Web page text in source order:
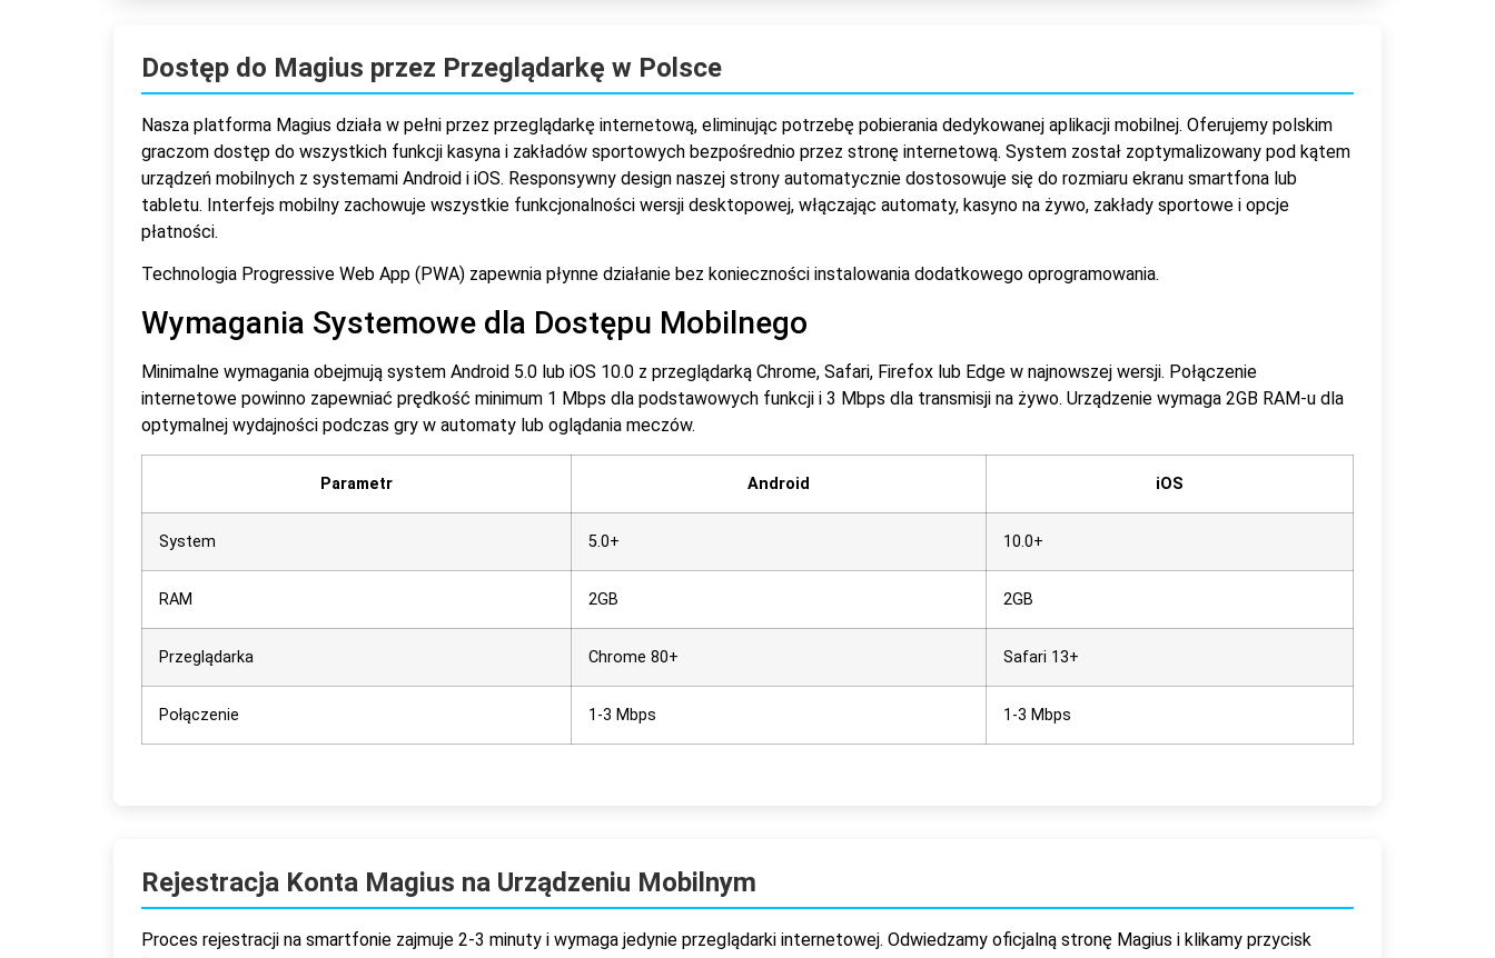
Dostęp do Magius przez Przeglądarkę w Polsce
Nasza platforma Magius działa w pełni przez przeglądarkę internetową, eliminując potrzebę pobierania dedykowanej aplikacji mobilnej. Oferujemy polskim
graczom dostęp do wszystkich funkcji kasyna i zakładów sportowych bezpośrednio przez stronę internetową. System został zoptymalizowany pod kątem
urządzeń mobilnych z systemami Android i iOS. Responsywny design naszej strony automatycznie dostosowuje się do rozmiaru ekranu smartfona lub
tabletu. Interfejs mobilny zachowuje wszystkie funkcjonalności wersji desktopowej, włączając automaty, kasyno na żywo, zakłady sportowe i opcje
płatności.
Technologia Progressive Web App (PWA) zapewnia płynne działanie bez konieczności instalowania dodatkowego oprogramowania.
Wymagania Systemowe dla Dostępu Mobilnego
Minimalne wymagania obejmują system Android 5.0 lub iOS 10.0 z przeglądarką Chrome, Safari, Firefox lub Edge w najnowszej wersji. Połączenie
internetowe powinno zapewniać prędkość minimum 1 Mbps dla podstawowych funkcji i 3 Mbps dla transmisji na żywo. Urządzenie wymaga 2GB RAM-u dla
optymalnej wydajności podczas gry w automaty lub oglądania meczów.
Parametr Android iOS
System 5.0+ 10.0+
RAM 2GB 2GB
Przeglądarka Chrome 80+ Safari 13+
Połączenie 1-3 Mbps 1-3 Mbps
Rejestracja Konta Magius na Urządzeniu Mobilnym
Proces rejestracji na smartfonie zajmuje 2-3 minuty i wymaga jedynie przeglądarki internetowej. Odwiedzamy oficjalną stronę Magius i klikamy przycisk